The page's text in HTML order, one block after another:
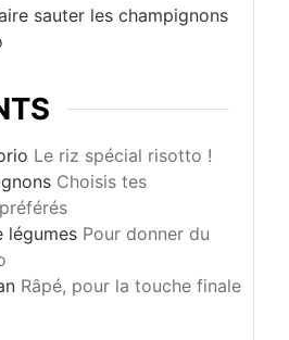
sauter les champignons
Le riz spécial risotto !
Choisis tes
légumes Pour donner du
Râpé, pour la touche finale